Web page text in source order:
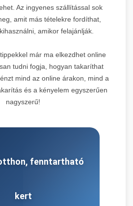
Az ingyenes szállítással sok
amit más tételekre fordíthat,
amikor felajánlják.
már ma elkezdhet online
tudni fogja, hogyan takaríthat
mind az online árakon, mind a
és a kényelem egyszerűen
nagyszerű!
fenntartható
kert